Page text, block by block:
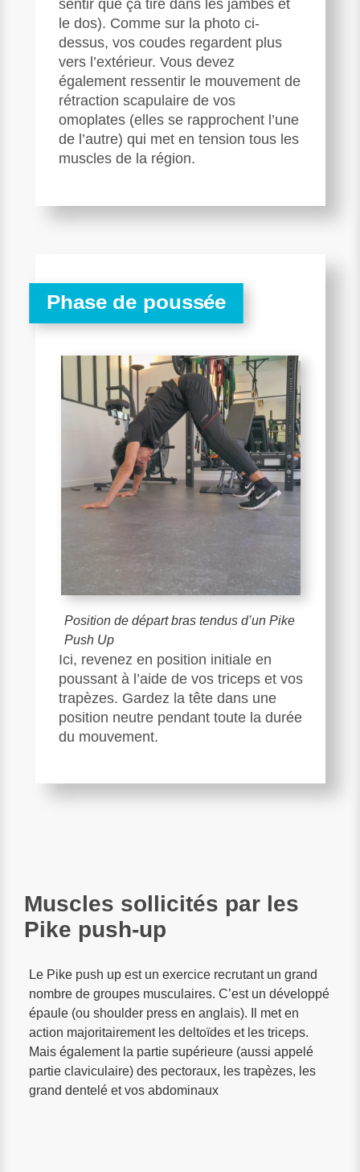
sentir que ça tire dans les jambes et
le dos). Comme sur la photo ci-
dessus, vos coudes regardent plus
vers l’extérieur. Vous devez
également ressentir le mouvement de
rétraction scapulaire de vos
omoplates (elles se rapprochent l’une
de l’autre) qui met en tension tous les
muscles de la région.
Phase de poussée
Position de départ bras tendus d’un Pike
Push Up
Ici, revenez en position initiale en
poussant à l’aide de vos triceps et vos
trapèzes. Gardez la tête dans une
position neutre pendant toute la durée
du mouvement.
Muscles sollicités par les
Pike push-up
Le Pike push up est un exercice recrutant un grand
nombre de groupes musculaires. C’est un développé
épaule (ou shoulder press en anglais). Il met en
action majoritairement les deltoïdes et les triceps.
Mais également la partie supérieure (aussi appelé
partie claviculaire) des pectoraux, les trapèzes, les
grand dentelé et vos abdominaux